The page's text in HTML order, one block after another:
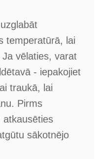
temperatūrā, lai
vēlaties, varat
- iepakojiet
traukā, lai
Pirms
atkausēties
sākotnējo